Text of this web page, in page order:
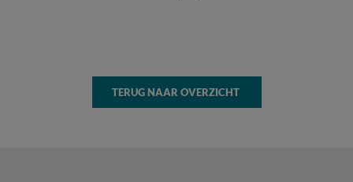
TERUG NAAR OVERZICHT